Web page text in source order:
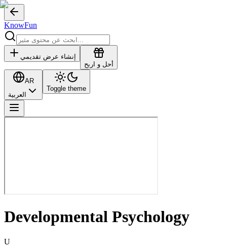
KnowFun
إنشاء عرض تقديمي
أحل و اربح
AR
العربية
Toggle theme
Developmental Psychology
U